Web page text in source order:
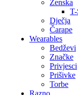
Ženska
Dječja
Čarape
Wearables
Bedževi
Značke
Privjesci
Prišivke
Torbe
Razno